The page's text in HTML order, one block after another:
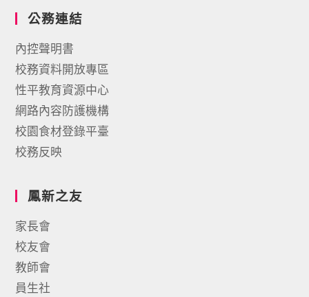
公務連結
內控聲明書
校務資料開放專區
性平教育資源中心
網路內容防護機構
校園食材登錄平臺
校務反映
鳳新之友
家長會
校友會
教師會
員生社